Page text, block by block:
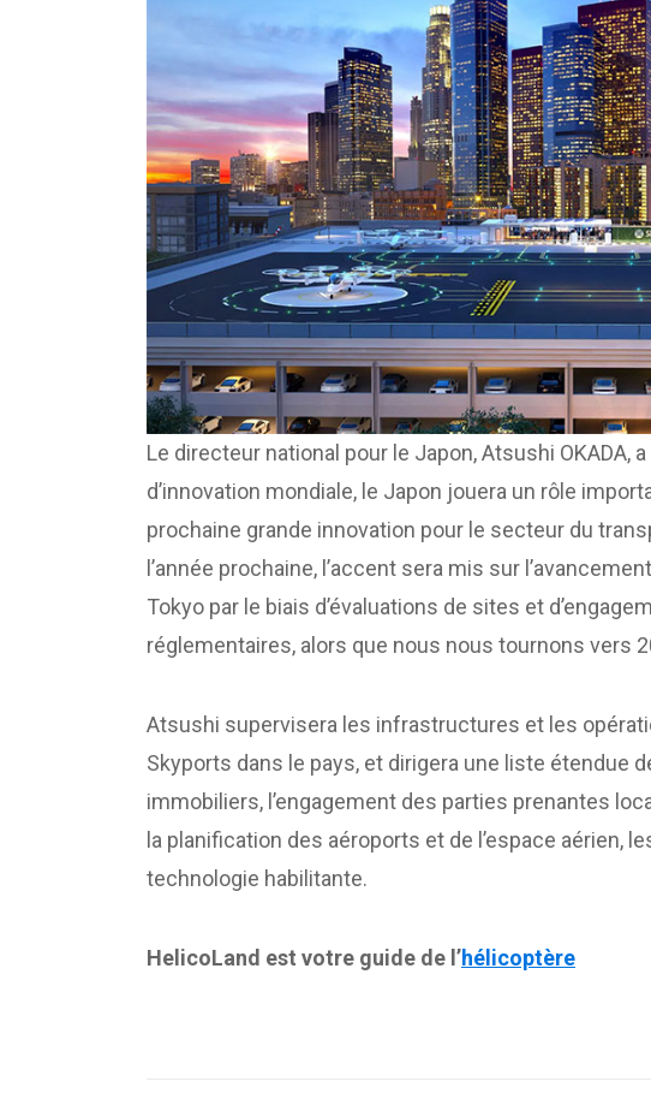
Le directeur national pour le Japon, Atsushi OKADA,
d’innovation mondiale, le Japon jouera un rôle
prochaine grande innovation pour le secteur du
l’année prochaine, l’accent sera mis sur
Tokyo par le biais d’évaluations de sites et
réglementaires, alors que nous nous tournons vers
Atsushi supervisera les infrastructures et les
Skyports dans le pays, et dirigera une liste étendue
immobiliers, l’engagement des parties prenantes
la planification des aéroports et de l’espace aérien,
technologie habilitante.
HelicoLand est votre guide de l’hélicoptère